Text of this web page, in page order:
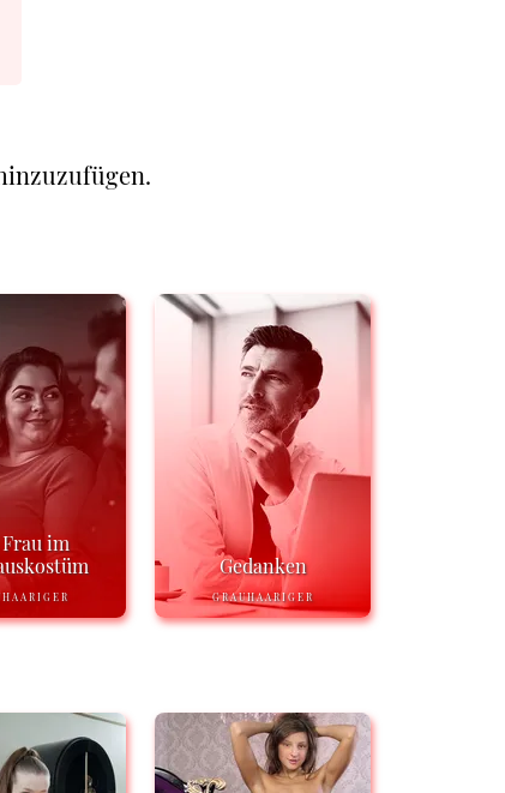
im
Gedanken
GRAUHAARIGER